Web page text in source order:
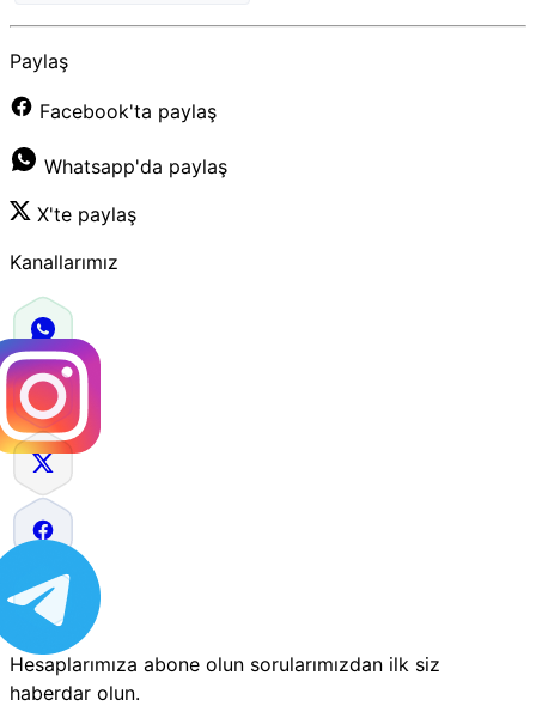
Paylaş
Facebook'ta paylaş
Whatsapp'da paylaş
X'te paylaş
Kanallarımız
Hesaplarımıza abone olun sorularımızdan ilk siz
haberdar olun.